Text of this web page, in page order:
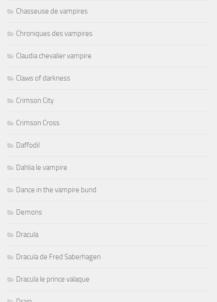
Chasseuse de vampires
Chroniques des vampires
Claudia chevalier vampire
Claws of darkness
Crimson City
Crimson Cross
Daffodil
Dahlia le vampire
Dance in the vampire bund
Demons
Dracula
Dracula de Fred Saberhagen
Dracula le prince valaque